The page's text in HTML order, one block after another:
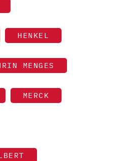
HENKEL
MENGES
MERCK